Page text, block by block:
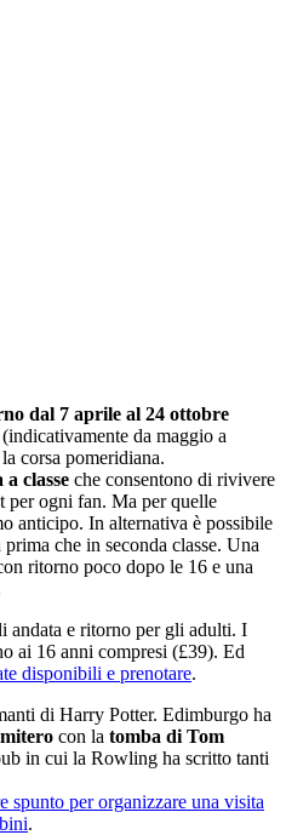
dal 7 aprile al 24 ottobre
da maggio a
corsa pomeridiana.
classe che consentono di rivivere
per ogni fan. Ma per quelle
anticipo. In alternativa è possibile
che in seconda classe. Una
ritorno poco dopo le 16 e una
andata e ritorno per gli adulti. I
ai 16 anni compresi (£39). Ed
disponibili e prenotare.
di Harry Potter. Edimburgo ha
con la tomba di Tom
in cui la Rowling ha scritto tanti
spunto per organizzare una visita
.